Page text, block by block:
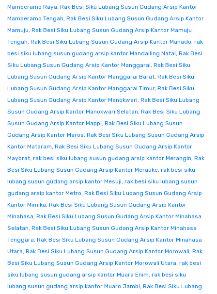
Mamberamo Raya, Rak Besi Siku Lubang Susun Gudang Arsip Kantor
Mamberamo Tengah, Rak Besi Siku Lubang Susun Gudang Arsip Kantor
Mamuju, Rak Besi Siku Lubang Susun Gudang Arsip Kantor Mamuju
Tengah, Rak Besi Siku Lubang Susun Gudang Arsip Kantor Manado, rak
besi siku lubang susun gudang arsip kantor Mandailing Natal, Rak Besi
Siku Lubang Susun Gudang Arsip Kantor Manggarai, Rak Besi Siku
Lubang Susun Gudang Arsip Kantor Manggarai Barat, Rak Besi Siku
Lubang Susun Gudang Arsip Kantor Manggarai Timur, Rak Besi Siku
Lubang Susun Gudang Arsip Kantor Manokwari, Rak Besi Siku Lubang
Susun Gudang Arsip Kantor Manokwari Selatan, Rak Besi Siku Lubang
Susun Gudang Arsip Kantor Mappi, Rak Besi Siku Lubang Susun
Gudang Arsip Kantor Maros, Rak Besi Siku Lubang Susun Gudang Arsip
Kantor Mataram, Rak Besi Siku Lubang Susun Gudang Arsip Kantor
Maybrat, rak besi siku lubang susun gudang arsip kantor Merangin, Rak
Besi Siku Lubang Susun Gudang Arsip Kantor Merauke, rak besi siku
lubang susun gudang arsip kantor Mesuji, rak besi siku lubang susun
gudang arsip kantor Metro, Rak Besi Siku Lubang Susun Gudang Arsip
Kantor Mimika, Rak Besi Siku Lubang Susun Gudang Arsip Kantor
Minahasa, Rak Besi Siku Lubang Susun Gudang Arsip Kantor Minahasa
Selatan, Rak Besi Siku Lubang Susun Gudang Arsip Kantor Minahasa
Tenggara, Rak Besi Siku Lubang Susun Gudang Arsip Kantor Minahasa
Utara, Rak Besi Siku Lubang Susun Gudang Arsip Kantor Morowali, Rak
Besi Siku Lubang Susun Gudang Arsip Kantor Morowali Utara, rak besi
siku lubang susun gudang arsip kantor Muara Enim, rak besi siku
lubang susun gudang arsip kantor Muaro Jambi, Rak Besi Siku Lubang